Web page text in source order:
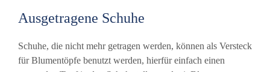
Ausgetragene Schuhe
Schuhe, die nicht mehr getragen werden, können als Versteck
für Blumentöpfe benutzt werden, hierfür einfach einen